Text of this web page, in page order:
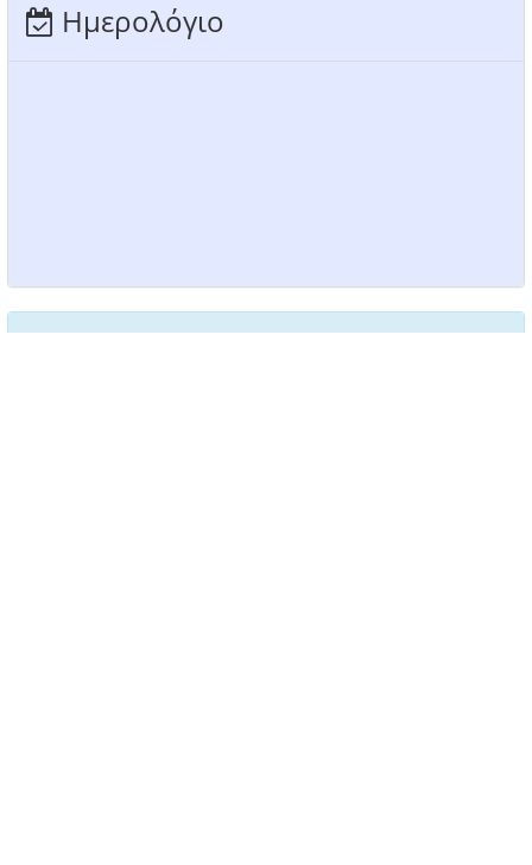
Ημερολόγιο